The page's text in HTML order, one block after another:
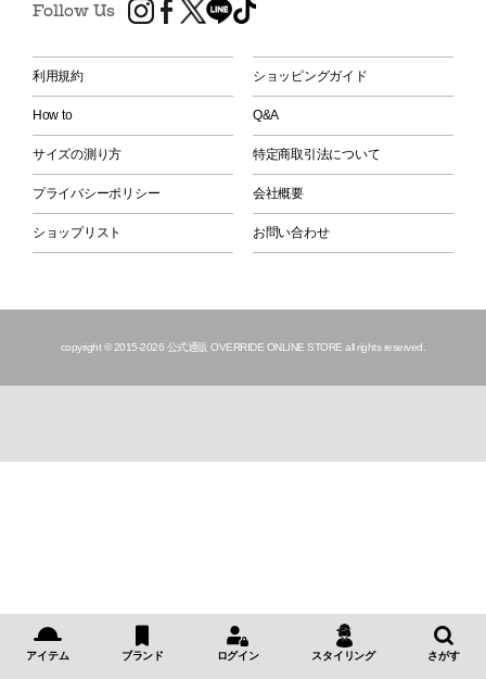
Follow Us
利用規約 ショッピングガイド
How to Q&A
サイズの測り方 特定商取引法について
プライバシーポリシー 会社概要
ショップリスト お問い合わせ
copyright © 2015-2026 公式通販 OVERRIDE ONLINE STORE all rights reserved.
アイテム ブランド ログイン スタイリング さがす